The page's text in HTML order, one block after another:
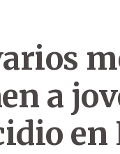
a
en